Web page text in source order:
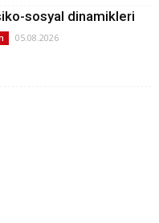
sosyal dinamikleri
05.08.2026